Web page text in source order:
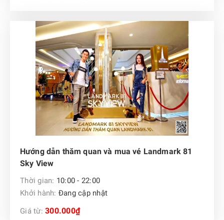
Hướng dẫn thăm quan và mua vé Landmark 81
Sky View
Thời gian: 10:00 - 22:00
Khởi hành: Đang cập nhật
Giá từ: 300.000₫